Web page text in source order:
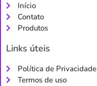
Início
Contato
Produtos
Links úteis
Política de Privacidade
Termos de uso